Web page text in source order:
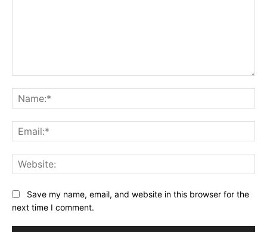
Save my name, email, and website in this browser for the
next time I comment.